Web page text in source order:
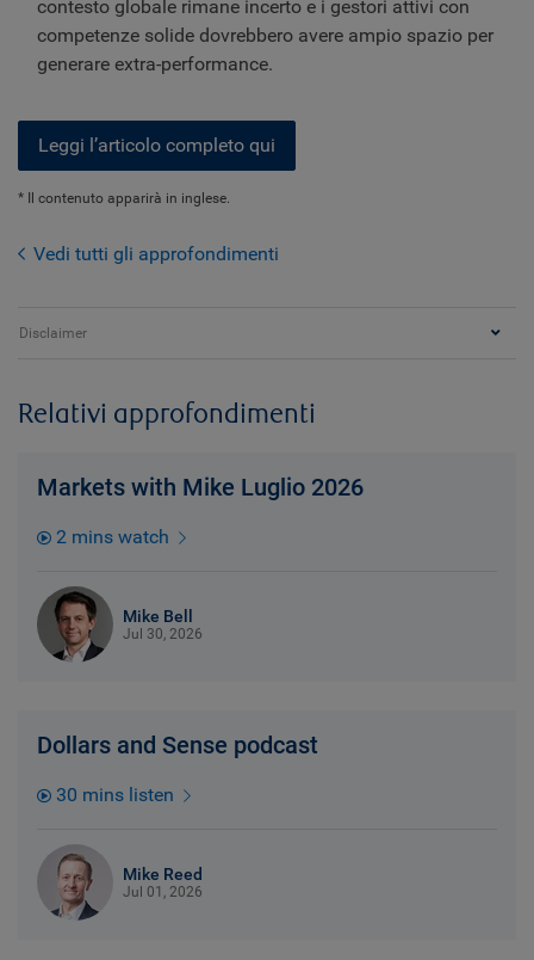
contesto globale rimane incerto e i gestori attivi con
competenze solide dovrebbero avere ampio spazio per
generare extra-performance.
Leggi l’articolo completo qui
* Il contenuto apparirà in inglese.
Vedi tutti gli approfondimenti
Disclaimer
Relativi approfondimenti
Markets with Mike Luglio 2026
2 mins watch
Mike Bell
Jul 30, 2026
Dollars and Sense podcast
30 mins listen
Mike Reed
Jul 01, 2026